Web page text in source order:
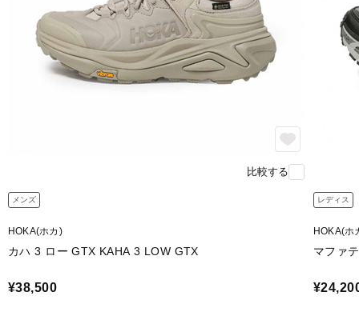
比較する
メンズ
HOKA(ホカ)
カハ 3 ロー GTX KAHA 3 LOW GTX
¥38,500
レディス
HOKA(ホ
マファ